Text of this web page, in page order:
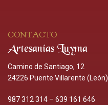
CONTACTO
Artesanías Luyma
Camino de Santiago, 12
24226 Puente Villarente (León)
987 312 314 – 639 161 646